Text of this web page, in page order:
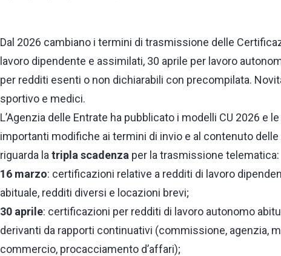
Dal 2026 cambiano i termini di trasmissione delle
lavoro dipendente e assimilati, 30 aprile per lavoro
per redditi esenti o non dichiarabili con precompilata.
sportivo e medici.
L’Agenzia delle Entrate ha pubblicato i modelli CU 2026 e
importanti modifiche ai termini di invio e al contenuto
riguarda la tripla scadenza per la trasmissione telematica:
16 marzo: certificazioni relative a redditi di lavoro
abituale, redditi diversi e locazioni brevi;
30 aprile: certificazioni per redditi di lavoro autonomo
derivanti da rapporti continuativi (commissione, agenzia,
commercio, procacciamento d’affari);